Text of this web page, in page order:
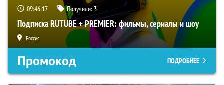
09:46:16 Получили: 3
Подписка RUTUBE + PREMIER: фильмы, сериалы и шоу
Россия
Промокод ПОДРОБНЕЕ